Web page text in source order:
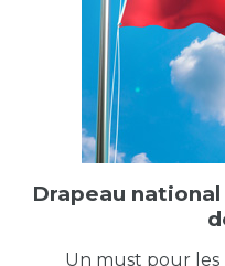
Drapeau
Un must pour les